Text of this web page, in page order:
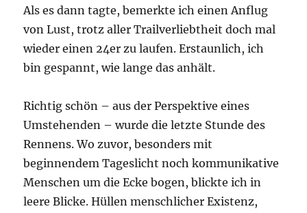
Als es dann tagte, bemerkte ich einen Anflug
von Lust, trotz aller Trailverliebtheit doch mal
wieder einen 24er zu laufen. Erstaunlich, ich
bin gespannt, wie lange das anhält.
Richtig schön – aus der Perspektive eines
Umstehenden – wurde die letzte Stunde des
Rennens. Wo zuvor, besonders mit
beginnendem Tageslicht noch kommunikative
Menschen um die Ecke bogen, blickte ich in
leere Blicke. Hüllen menschlicher Existenz,